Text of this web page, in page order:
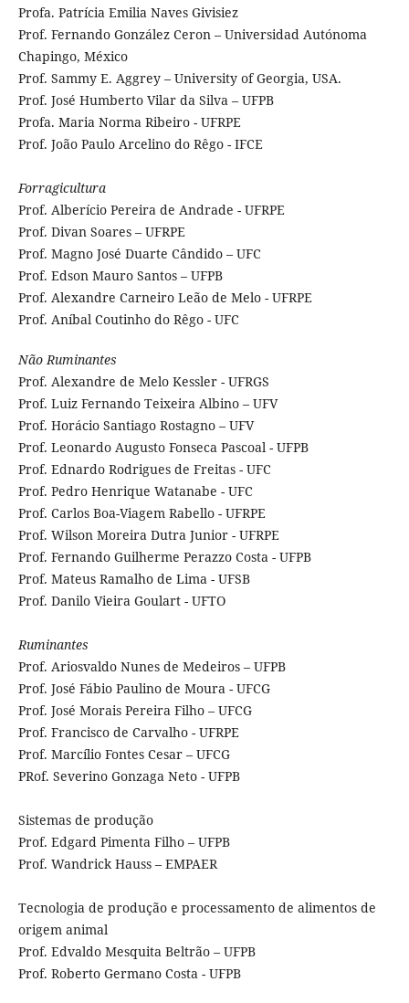
Profa. Patrícia Emilia Naves Givisiez
Prof. Fernando González Ceron – Universidad Autónoma
Chapingo, México
Prof. Sammy E. Aggrey – University of Georgia, USA.
Prof. José Humberto Vilar da Silva – UFPB
Profa. Maria Norma Ribeiro - UFRPE
Prof. João Paulo Arcelino do Rêgo - IFCE
Forragicultura
Prof. Alberício Pereira de Andrade - UFRPE
Prof. Divan Soares – UFRPE
Prof. Magno José Duarte Cândido – UFC
Prof. Edson Mauro Santos – UFPB
Prof. Alexandre Carneiro Leão de Melo - UFRPE
Prof. Aníbal Coutinho do Rêgo - UFC
Não Ruminantes
Prof. Alexandre de Melo Kessler - UFRGS
Prof. Luiz Fernando Teixeira Albino – UFV
Prof. Horácio Santiago Rostagno – UFV
Prof. Leonardo Augusto Fonseca Pascoal - UFPB
Prof. Ednardo Rodrigues de Freitas - UFC
Prof. Pedro Henrique Watanabe - UFC
Prof. Carlos Boa-Viagem Rabello - UFRPE
Prof. Wilson Moreira Dutra Junior - UFRPE
Prof. Fernando Guilherme Perazzo Costa - UFPB
Prof. Mateus Ramalho de Lima - UFSB
Prof. Danilo Vieira Goulart - UFTO
Ruminantes
Prof. Ariosvaldo Nunes de Medeiros – UFPB
Prof. José Fábio Paulino de Moura - UFCG
Prof. José Morais Pereira Filho – UFCG
Prof. Francisco de Carvalho - UFRPE
Prof. Marcílio Fontes Cesar – UFCG
PRof. Severino Gonzaga Neto - UFPB
Sistemas de produção
Prof. Edgard Pimenta Filho – UFPB
Prof. Wandrick Hauss – EMPAER
Tecnologia de produção e processamento de alimentos de
origem animal
Prof. Edvaldo Mesquita Beltrão – UFPB
Prof. Roberto Germano Costa - UFPB